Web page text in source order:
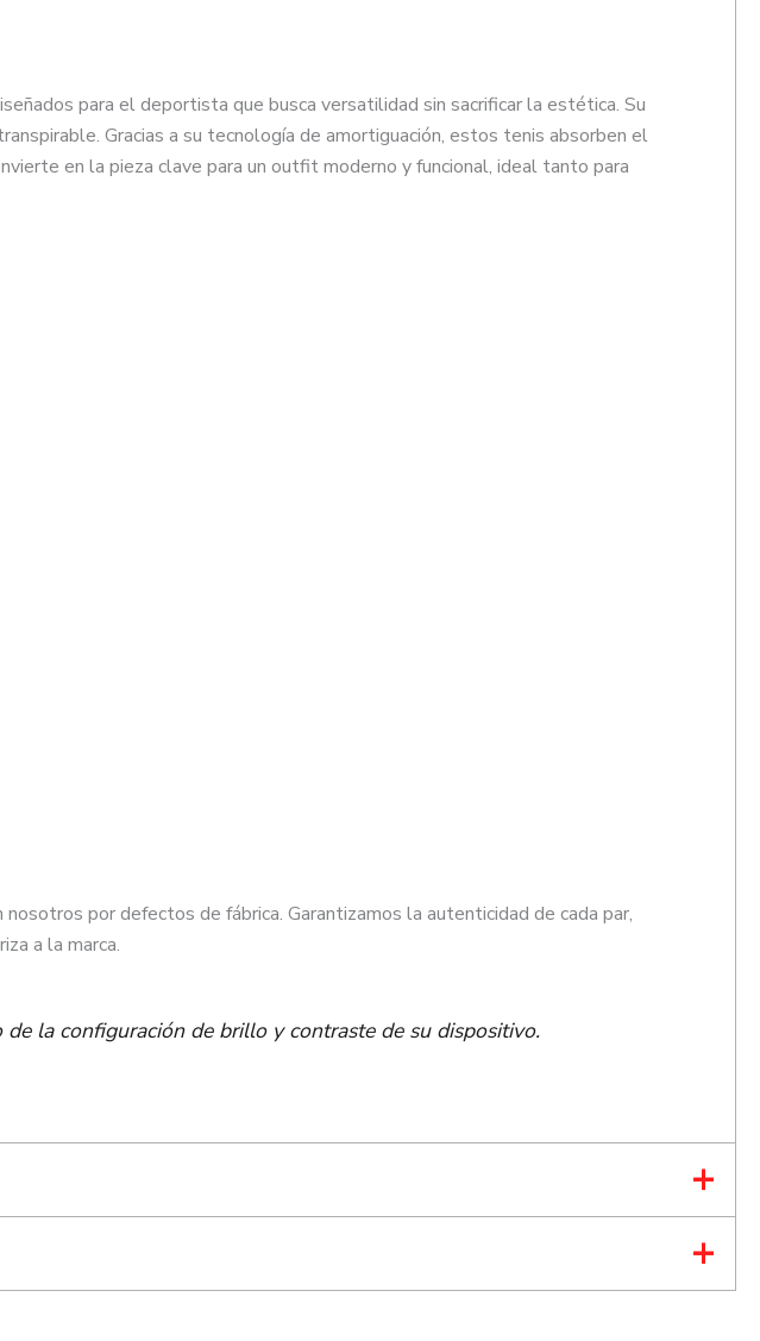
para el deportista que busca versatilidad sin sacrificar la estética. Su
Gracias a su tecnología de amortiguación, estos tenis absorben el
en la pieza clave para un outfit moderno y funcional, ideal tanto para
por defectos de fábrica. Garantizamos la autenticidad de cada par,
a la marca.
la configuración de brillo y contraste de su dispositivo.